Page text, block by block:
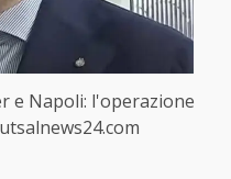
e Napoli: l'operazione